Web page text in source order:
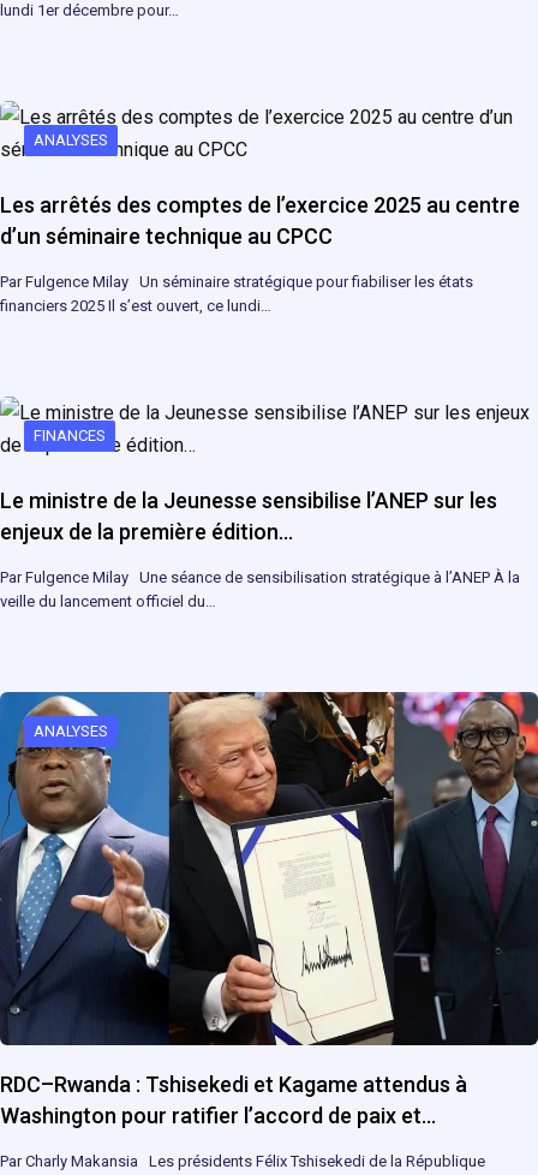
lundi 1er décembre pour…
ANALYSES
Les arrêtés des comptes de l’exercice 2025 au centre
d’un séminaire technique au CPCC
Par Fulgence Milay Un séminaire stratégique pour fiabiliser les états
financiers 2025 Il s’est ouvert, ce lundi…
FINANCES
Le ministre de la Jeunesse sensibilise l’ANEP sur les
enjeux de la première édition…
Par Fulgence Milay Une séance de sensibilisation stratégique à l’ANEP À la
veille du lancement officiel du…
ANALYSES
RDC–Rwanda : Tshisekedi et Kagame attendus à
Washington pour ratifier l’accord de paix et…
Par Charly Makansia Les présidents Félix Tshisekedi de la République